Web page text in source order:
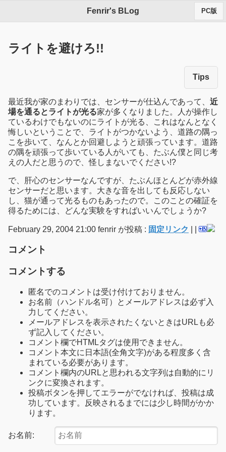
Fenrir's BLog PC版
ライトを避けろ!!
Tips
最近我が家のまわりでは、センサーが仕込んであって、 近
場を通るとライトが光る家が多くなりました。人が操作し
ているわけでもないのにライトが光る、これはなんとなく
悔しいということで、ライトがつかないよう、道路の隅っ
こを歩いて、なんとか回避しようと頑張っています。道路
の隅を頑張って歩いている人がいても、たぶん僕と同じ考
えの人だと思うので、怪しまないでください!?
で、肝心のセンサーなんですが、たぶんほとんどが赤外線
センサーだと思います。大きな音を出しても反応しない
し、猫が通って光るものもあったので。このことの確証を
得るためには、どんな実験をすればいいんでしょうか?
February 29, 2004 21:00 fenrir が投稿 : 固定リンク
コメント
コメントする
匿名でのコメントは受け付けておりません。
お名前（ハンドル名可）とメールアドレスは必ず入
力してください。
メールアドレスを表示されたくないときはURLも必
ず記入してください。
コメント欄でHTMLタグは使用できません。
コメント本文に日本語(全角文字)がある程度多く含
まれている必要があります。
コメント欄内のURLと思われる文字列は自動的にリ
ンクに変換されます。
投稿ボタンを押してエラーがでなければ、投稿は成
功しています。反映されるまでには少し時間がかか
ります。
お名前: